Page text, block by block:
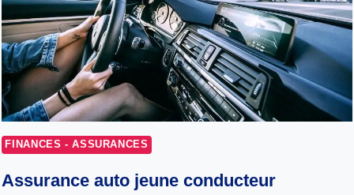
FINANCES - ASSURANCES
Assurance auto jeune conducteur